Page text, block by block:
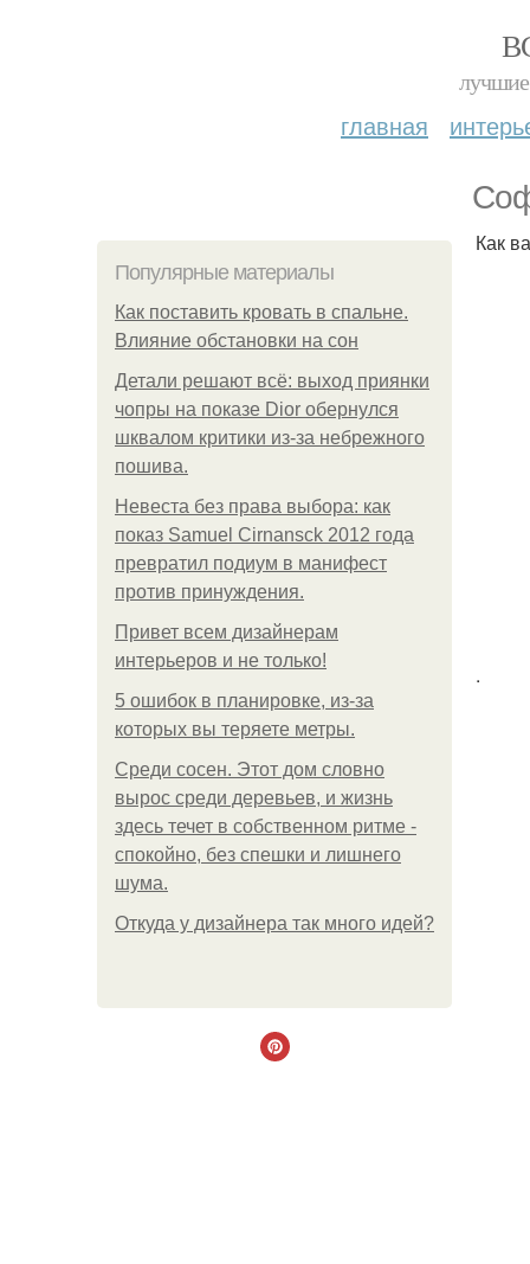
лучшие
главная
Популярные материалы
Как поставить кровать в спальне.
Влияние обстановки на сон
Детали решают всё: выход приянки
чопры на показе Dior обернулся
шквалом критики из-за небрежного
пошива.
Невеста без права выбора: как
показ Samuel Cirnansck 2012 года
превратил подиум в манифест
против принуждения.
Привет всем дизайнерам
интерьеров и не только!
5 ошибок в планировке, из-за
которых вы теряете метры.
Среди сосен. Этот дом словно
вырос среди деревьев, и жизнь
здесь течет в собственном ритме -
спокойно, без спешки и лишнего
шума.
Откуда у дизайнера так много идей?
Как
.